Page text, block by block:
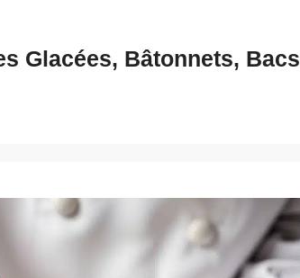
Glacées, Bâtonnets, Bacs